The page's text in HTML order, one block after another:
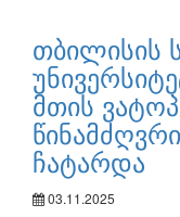
თბილისის
მთის
ჩატარდა
03.11.2025